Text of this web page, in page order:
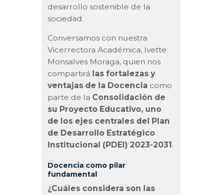
desarrollo sostenible de la
sociedad.
Conversamos con nuestra
Vicerrectora Académica, Ivette
Monsalves Moraga, quien nos
compartirá las fortalezas y
ventajas de la Docencia como
parte de la Consolidación de
su Proyecto Educativo, uno
de los ejes centrales del Plan
de Desarrollo Estratégico
Institucional (PDEI) 2023-2031 .
Docencia como pilar
fundamental
¿Cuáles considera son las